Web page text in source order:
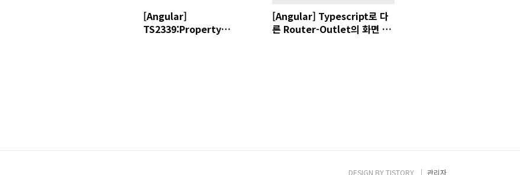
[Angular]
TS2339:Property
[Angular] Typescript로 다
른 Router-Outlet의 화면 변
DESIGN BYTISTORY 관리자